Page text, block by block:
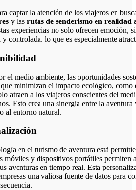
captar la atención de los viajeros en
y las rutas de senderismo en realidad
experiencias no solo ofrecen emoción,
y controlada, lo que es especialmente
el medio ambiente, las oportunidades
minimizan el impacto ecológico, como
atraen a los viajeros conscientes del
Esto crea una sinergia entre la
al entorno natural.
en el turismo de aventura está
móviles y dispositivos portátiles permiten
aventuras en tiempo real. Esta
una valiosa fuente de datos para